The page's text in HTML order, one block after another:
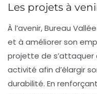
Les projets à
À l’avenir, Bureau
et à améliorer son
projette de s’attaquer
activité afin d’élargir
durabilité. En